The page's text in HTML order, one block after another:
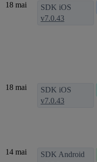
18 mai
SDK iOS
v7.0.43
18 mai
SDK iOS
v7.0.43
14 mai
SDK Android